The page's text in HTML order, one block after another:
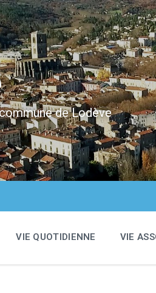
de Lodève
VIE QUOTIDIENNE VIE